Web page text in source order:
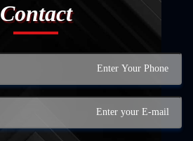
Contact